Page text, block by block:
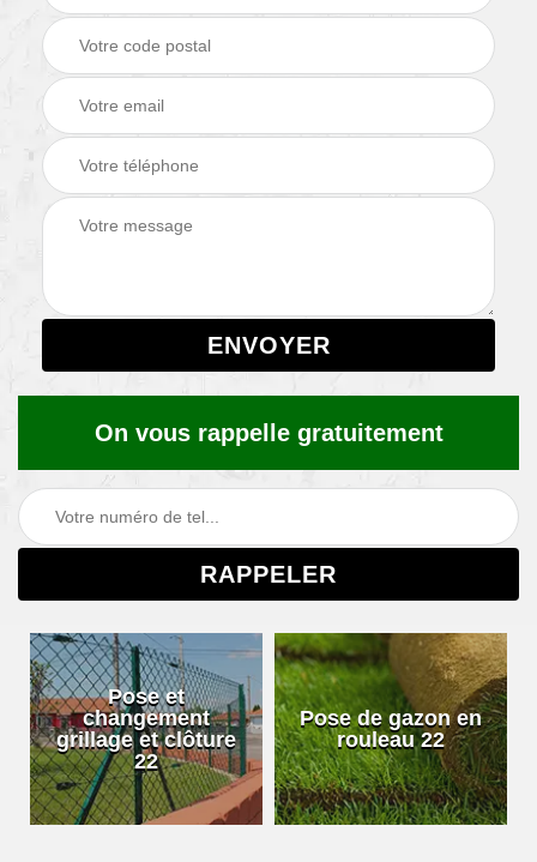
On vous rappelle gratuitement
Pose et
changement
grillage et clôture
22
Pose de gazon en
rouleau 22